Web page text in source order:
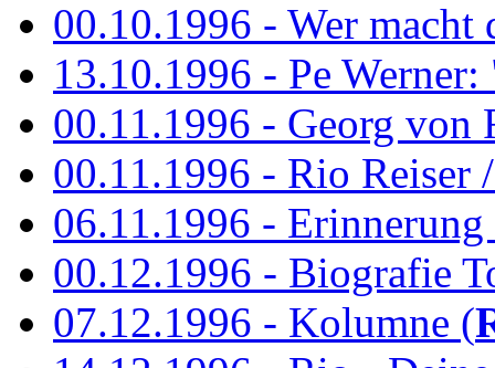
00.10.1996 - Wer macht
13.10.1996 - Pe
00.11.1996 - Georg von
00.11.1996 - Rio Reiser
06.11.1996 -
00.12.1996 - Biografie
07.12.1996 - Kolumne (